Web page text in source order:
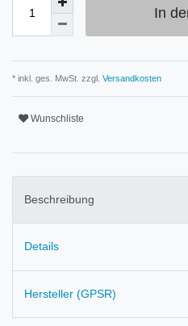
In
* inkl. ges. MwSt. zzgl. Versandkosten
Wunschliste
Beschreibung
Details
Hersteller (GPSR)